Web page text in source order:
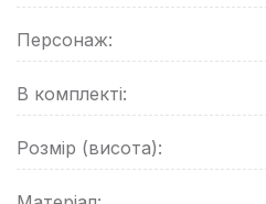
Персонаж:
В комплекті:
Розмір (висота):